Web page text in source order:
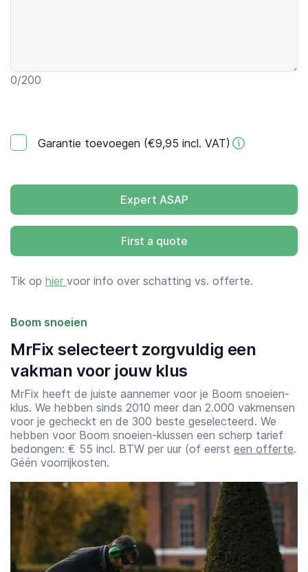
0/200
Garantie toevoegen (€9,95 incl. VAT)
Expert ASAP
First a quote
Tik op hier voor info over schatting vs. offerte.
Boom snoeien
MrFix selecteert zorgvuldig een
vakman voor jouw klus
MrFix heeft de juiste aannemer voor je Boom snoeien-
klus. We hebben sinds 2010 meer dan 2.000 vakmensen
voor je gecheckt en de 300 beste geselecteerd. We
hebben voor Boom snoeien-klussen een scherp tarief
bedongen: € 55 incl. BTW per uur (of eerst een offerte.
Géén voorrijkosten.